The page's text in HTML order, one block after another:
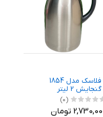
فلاسک مدل 1854
گنجایش 2 لیتر
(0)
تومان